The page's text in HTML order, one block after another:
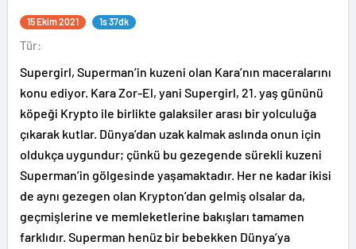
15 Ekim 2021 1s 37dk
Tür:
Supergirl, Superman’in kuzeni olan Kara’nın maceralarını
konu ediyor. Kara Zor-El, yani Supergirl, 21. yaş gününü
köpeği Krypto ile birlikte galaksiler arası bir yolculuğa
çıkarak kutlar. Dünya’dan uzak kalmak aslında onun için
oldukça uygundur; çünkü bu gezegende sürekli kuzeni
Superman’in gölgesinde yaşamaktadır. Her ne kadar ikisi
de aynı gezegen olan Krypton’dan gelmiş olsalar da,
geçmişlerine ve memleketlerine bakışları tamamen
farklıdır. Superman henüz bir bebekken Dünya’ya